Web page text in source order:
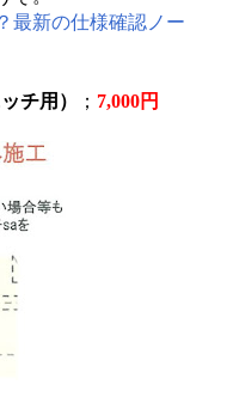
最新の仕様確認ノー
チ用） ； 7,000円